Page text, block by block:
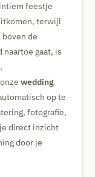
feestje
terwijl
de
naartoe gaat, is
wedding
op te
fotografie,
direct inzicht
door je